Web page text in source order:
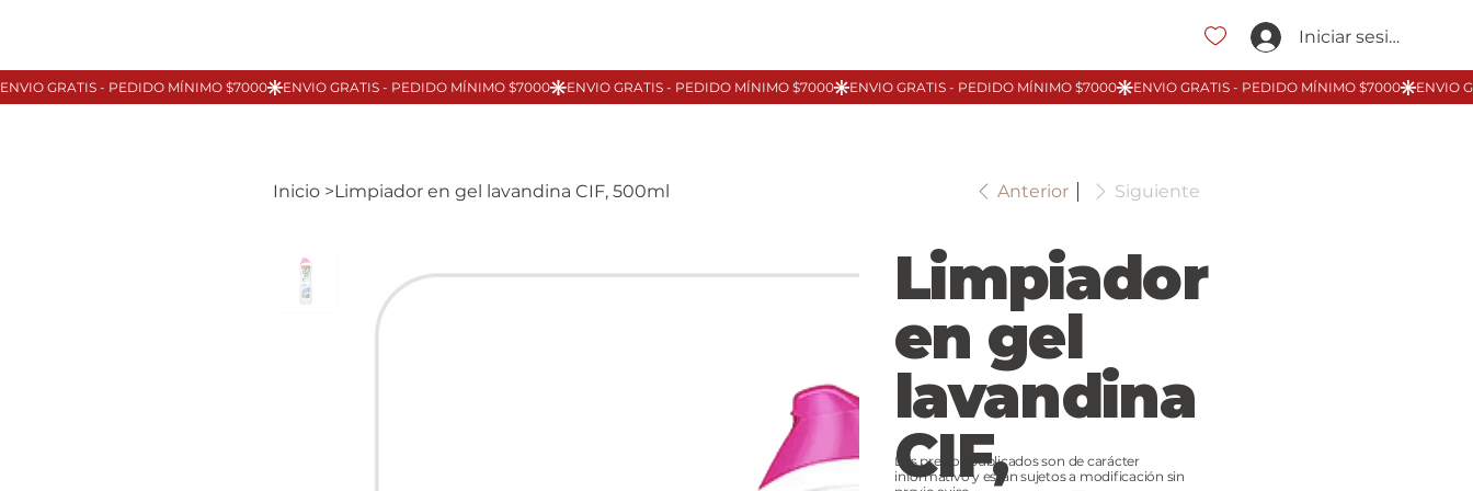
Iniciar sesión
Inicio >Limpiador en gel lavandina CIF, 500ml Anterior Siguiente
Limpiador
en gel
lavandina
CIF,
Los precios publicados son de carácter
informativo y están sujetos a modificación sin